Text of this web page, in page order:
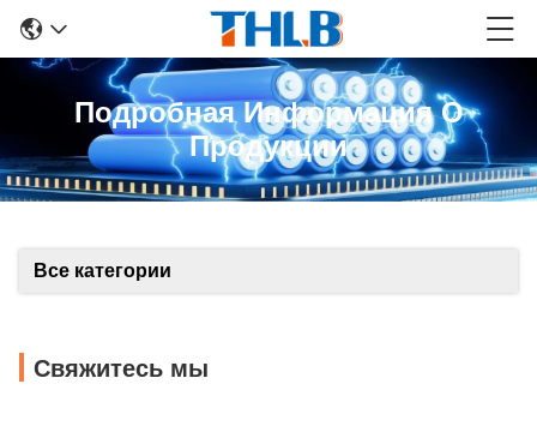
Подробная Информация О
Продукции
Все категории
Свяжитесь мы